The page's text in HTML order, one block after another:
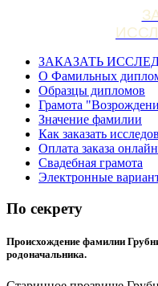
ЗАКАЗАТЬ
О Фамильных
Образцы дипломов
Грамота
Значение фамилии
Как заказать
Оплата заказа онлайн
Свадебная грамота
Электронные
По секрету
Происхождение фамилии
родоначальника.